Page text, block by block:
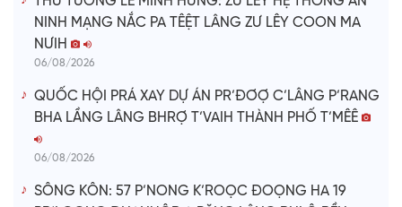
NINH MẠNG NẮC PA TÊỆT LÂNG ZƯ LÊY COON MA
NƯIH
06/08/2026
QUỐC HỘI PRÁ XAY DỰ ÁN PR’ĐƠỢ C’LÂNG P’RANG
BHA LẦNG LÂNG BHRỢ T’VAIH THÀNH PHỐ T’MÊÊ
06/08/2026
SÔNG KÔN: 57 P’NONG K’ROỌC ĐOỌNG HA 19